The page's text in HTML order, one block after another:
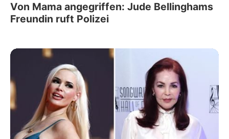
Von Mama angegriffen: Jude Bellinghams
Freundin ruft Polizei